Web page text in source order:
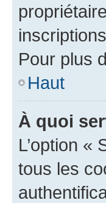
Pour plus
Haut
À quoi
L’option «
tous les